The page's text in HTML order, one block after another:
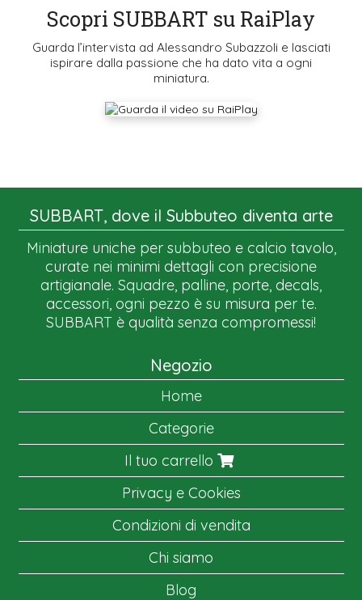
Scopri SUBBART su RaiPlay
Guarda l’intervista ad Alessandro Subazzoli e lasciati
ispirare dalla passione che ha dato vita a ogni
miniatura.
SUBBART, dove il Subbuteo diventa arte
Miniature uniche per subbuteo e calcio tavolo,
curate nei minimi dettagli con precisione
artigianale. Squadre, palline, porte, decals,
accessori, ogni pezzo è su misura per te.
SUBBART è qualità senza compromessi!
Negozio
Home
Categorie
Il tuo carrello
Privacy e Cookies
Condizioni di vendita
Chi siamo
Blog